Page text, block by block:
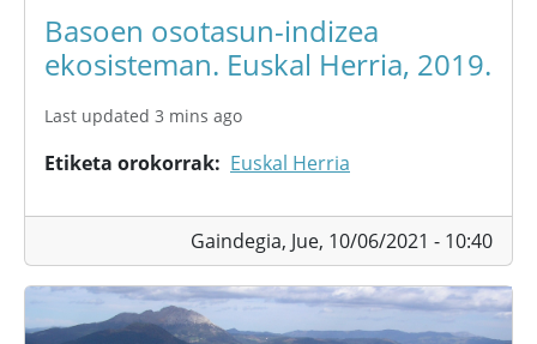
Basoen osotasun-indizea
ekosisteman. Euskal Herria, 2019.
Last updated 3 mins ago
Etiketa orokorrak Euskal Herria
Gaindegia, Jue, 10/06/2021 - 10:40